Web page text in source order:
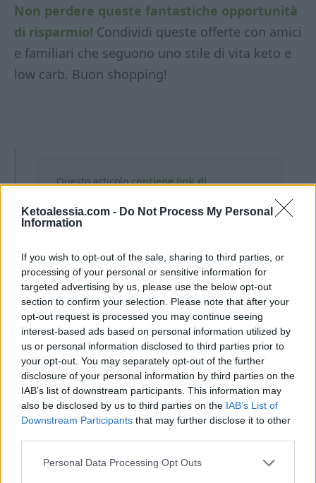
Ketoalessia.com - Do Not Process My Personal
Information
If you wish to opt-out of the sale, sharing to third parties, or
processing of your personal or sensitive information for
targeted advertising by us, please use the below opt-out
section to confirm your selection. Please note that after your
opt-out request is processed you may continue seeing
interest-based ads based on personal information utilized by
us or personal information disclosed to third parties prior to
your opt-out. You may separately opt-out of the further
disclosure of your personal information by third parties on the
IAB’s list of downstream participants. This information may
also be disclosed by us to third parties on the IAB’s List of
Downstream Participants that may further disclose it to other
Personal Data Processing Opt Outs
Non perdere queste fantastiche opportunità
di risparmio! Condividi queste offerte con amici
e familiari che seguono uno stile di vita keto e
low carb. Buon shopping!
Questo articolocontiene link di
Amazon, guadagno una piccola
commissione dagli acquisti idonei.
associate alla gestione di questo sito. Per
te non ci sono costi aggiuntivi.
Ti lascio alla ricetta completa!